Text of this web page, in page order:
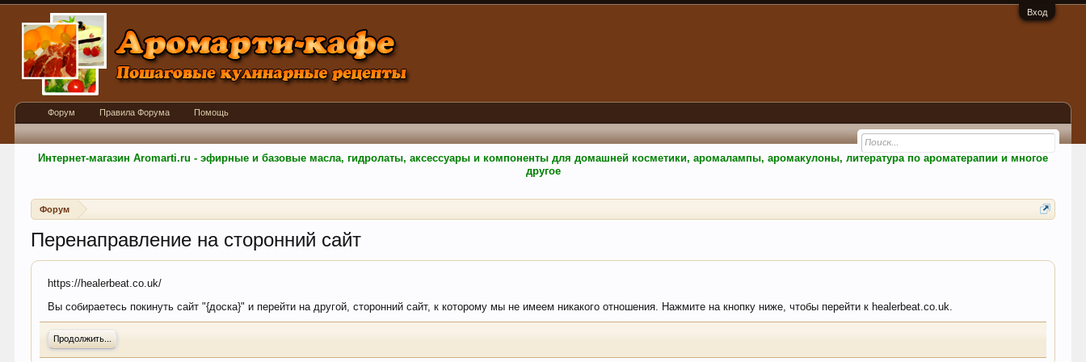
Вход
Интернет-магазин Aromarti.ru - эфирные и базовые масла, гидролаты, аксессуары и компоненты для домашней косметики, аромалампы, аромакулоны, литература по ароматерапии и многое
другое
Форум
Перенаправление на сторонний сайт
https://healerbeat.co.uk/
Вы собираетесь покинуть сайт "{доска}" и перейти на другой, сторонний сайт, к которому мы не имеем никакого отношения. Нажмите на кнопку ниже, чтобы перейти к healerbeat.co.uk.
Продолжить...
Форум Правила Форума Помощь